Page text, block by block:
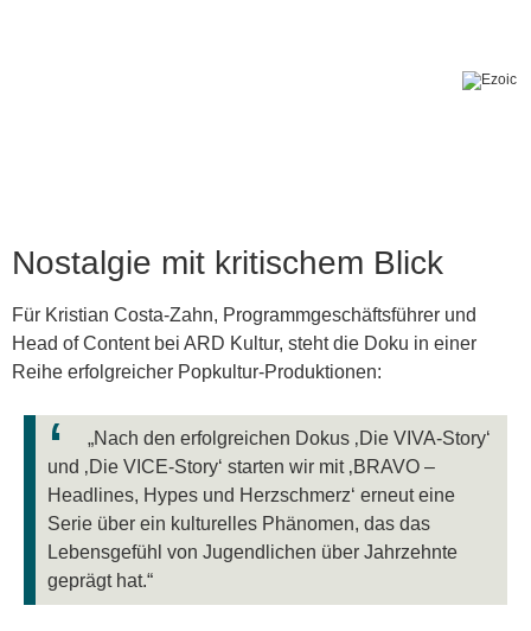
Nostalgie mit kritischem Blick
Für Kristian Costa-Zahn, Programmgeschäftsführer und
Head of Content bei ARD Kultur, steht die Doku in einer
Reihe erfolgreicher Popkultur-Produktionen:
„Nach den erfolgreichen Dokus ‚Die VIVA-Story‘
und ‚Die VICE-Story‘ starten wir mit ‚BRAVO –
Headlines, Hypes und Herzschmerz‘ erneut eine
Serie über ein kulturelles Phänomen, das das
Lebensgefühl von Jugendlichen über Jahrzehnte
geprägt hat.“